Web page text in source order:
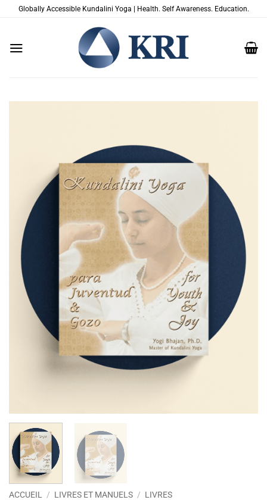
PasserGlobally Accessible Kundalini Yoga | Health. Self Awareness. Education.
ACCUEIL / LIVRES ET MANUELS / LIVRES